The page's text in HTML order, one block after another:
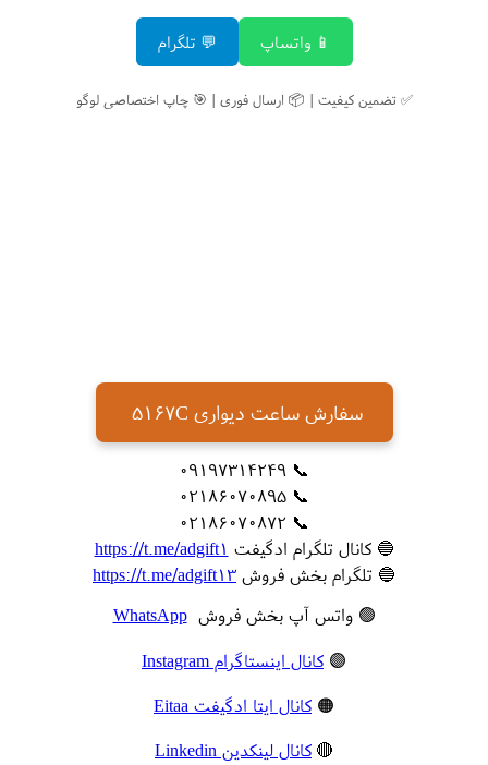
📱 واتساپ 💬 تلگرام
✅ تضمین کیفیت | 📦 ارسال فوری | 🎯 چاپ اختصاصی لوگو
سفارش ساعت دیواری 5167C
📞 09197314249
📞 02186070895
📞 02186070872
🔵 کانال تلگرام ادگیفت https://t.me/adgift1
🔵 تلگرام بخش فروش https://t.me/adgift13
🟢 واتس آپ بخش فروشWhatsApp
🟣 کانال اینستاگرام Instagram
🟠 کانال ایتا ادگیفت Eitaa
🔴 کانال لینکدین Linkedin